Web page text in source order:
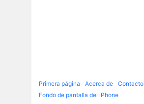
Primera página Acerca de
Contacto
Fondo de pantalla del iPhone